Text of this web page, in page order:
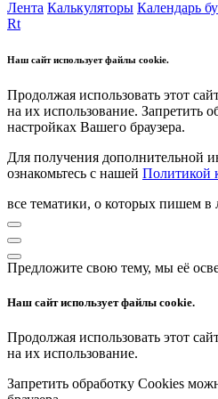
Лента Калькуляторы Календарь
Rt
Наш сайт использует файлы cookie.
Продолжая использовать этот
на их использование. Запретить
настройках Вашего браузера.
Для получения дополнительной
ознакомьтесь с нашей Политикой
все тематики, о которых пишем в
Предложите свою тему, мы её
Наш сайт использует файлы cookie.
Продолжая использовать этот
на их использование.
Запретить обработку Cookies